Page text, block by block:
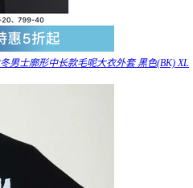
男士廓形中长款毛呢大衣外套 黑色(BK) XL